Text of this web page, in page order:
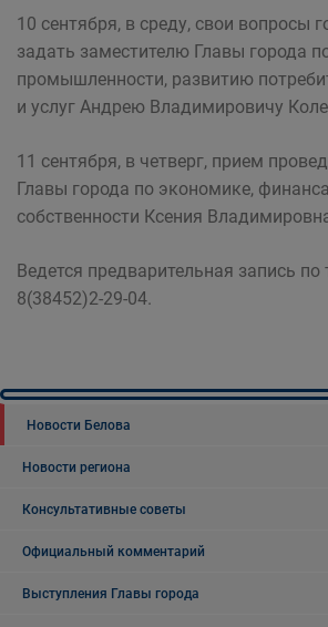
10 сентября, в среду, свои вопросы
задать заместителю Главы города
промышленности, развитию
и услуг Андрею Владимировичу
11 сентября, в четверг, прием
Главы города по экономике,
собственности Ксения
Ведется предварительная запись по
8(38452)2-29-04.
Новости Белова
Новости региона
Консультативные советы
Официальный комментарий
Выступления Главы города